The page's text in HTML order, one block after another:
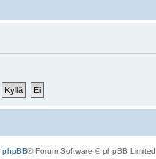
phpBB® Forum Software © phpBB Limited